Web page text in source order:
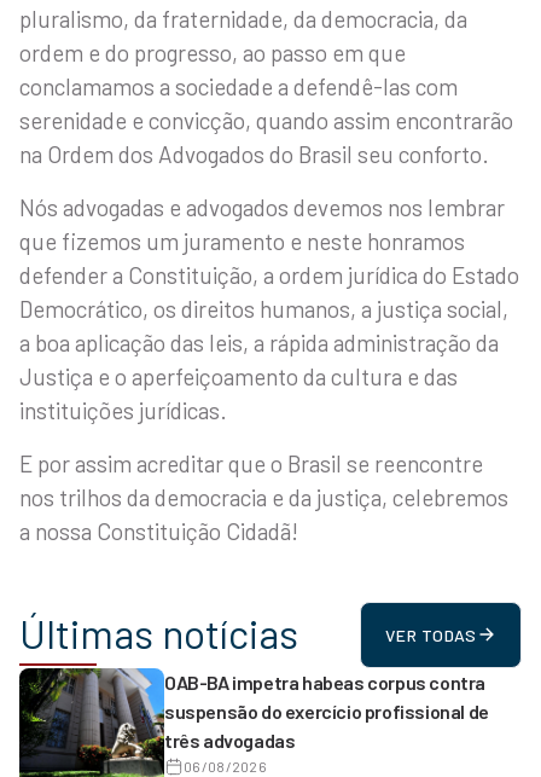
pluralismo, da fraternidade, da democracia, da
ordem e do progresso, ao passo em que
conclamamos a sociedade a defendê-las com
serenidade e convicção, quando assim encontrarão
na Ordem dos Advogados do Brasil seu conforto.
Nós advogadas e advogados devemos nos lembrar
que fizemos um juramento e neste honramos
defender a Constituição, a ordem jurídica do Estado
Democrático, os direitos humanos, a justiça social,
a boa aplicação das leis, a rápida administração da
Justiça e o aperfeiçoamento da cultura e das
instituições jurídicas.
E por assim acreditar que o Brasil se reencontre
nos trilhos da democracia e da justiça, celebremos
a nossa Constituição Cidadã!
Últimas notícias VER TODAS
OAB-BA impetra habeas corpus contra
suspensão do exercício profissional de
três advogadas
06/08/2026